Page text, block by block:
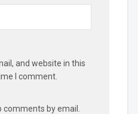
and website in this
I comment.
by email.